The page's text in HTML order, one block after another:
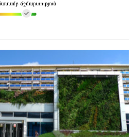
ճշմարտություն